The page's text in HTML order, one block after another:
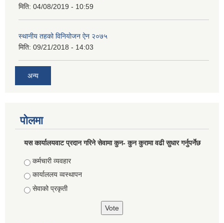
मिति: 04/08/2019 - 10:59
स्थानीय तहको विनियोजन ऐन २०७५
मिति: 09/21/2018 - 14:03
अन्य
पोलमा
यस कार्यालयवाट प्रदान गरिने सेवामा कुन- कुन कुरामा वढी सुधार गर्नुपर्नेछ
Choices
कर्मचारी व्यवहार
कार्याललय व्वस्थापन
सेवाको प्रकृती